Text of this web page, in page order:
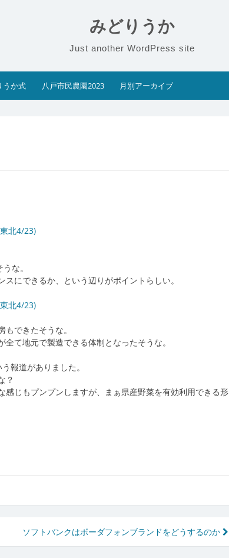
みどりうか
Just another WordPress site
うか式 八戸市民農園2023 月別アーカイブ
北4/23)
な。
にできるか、という辺りがポイントらしい。
北4/23)
できたそうな。
て地元で製造できる体制となったそうな。
報道がありました。
？
じもプンプンしますが、まぁ県産野菜を有効利用できる形
ソフトバンクはボーダフォンブランドをどうするのか